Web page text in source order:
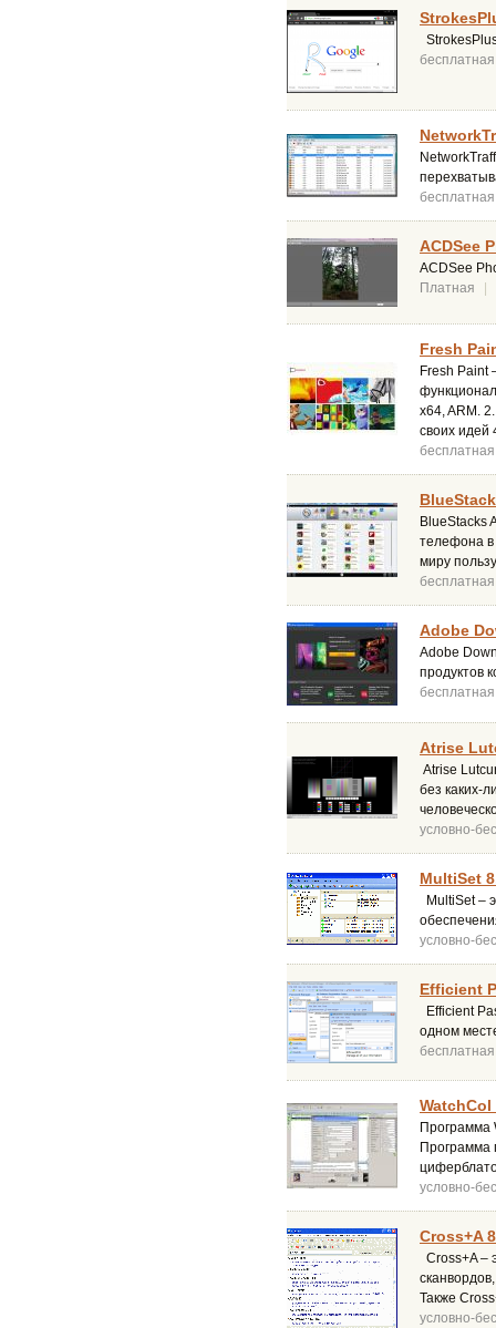
бесплатная
бесплатная
ACDSee
ACDSee
Платная
Fresh
Fresh Paint
x64, ARM.
своих идей
бесплатная
BlueStacks
телефона в
миру
бесплатная
Adobe
Adobe
продуктов
бесплатная
Atrise
Atrise
без каких-
условно-
MultiSet
MultiSet –
условно-
Efficient
Efficient
одном
бесплатная
WatchCol
Программа
Программа
условно-
Cross+A
Cross+A –
Также
условно-